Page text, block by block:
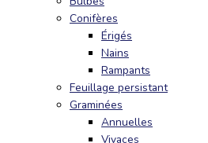
Conifères
Érigés
Nains
Rampants
Feuillage persistant
Graminées
Annuelles
Vivaces